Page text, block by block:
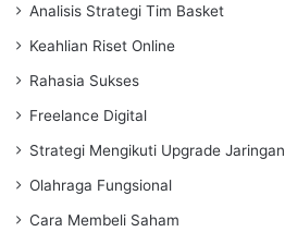
Analisis Strategi Tim Basket
Keahlian Riset Online
Rahasia Sukses
Freelance Digital
Strategi Mengikuti Upgrade Jaringan
Olahraga Fungsional
Cara Membeli Saham